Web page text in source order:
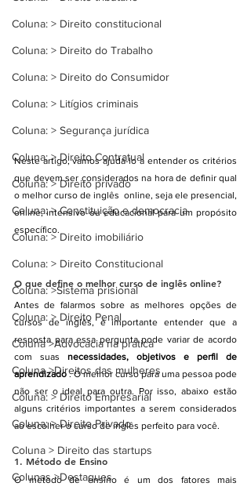
Coluna: > Direito constitucional
Coluna: > Direito do Trabalho
Coluna: > Direito do Consumidor
Coluna: > Litígios criminais
Coluna: > Segurança jurídica
Coluna: > Direito Contratual
Coluna: > Direito privado
Coluna: > Constituição e democracia
Coluna: > Direito imobiliário
Coluna: > Direito Constitucional
Coluna: >Sistema prisional
Coluna: > Direito Penal
Coluna >Advocacia na prática
Coluna >Direitos das mulheres
Coluna: > Direito Empresarial
Coluna: > Direito Privado
Coluna > Direito das startups
Colunas >Destaques
Neste artigo, vamos ajudá-lo a entender os critérios
que devem ser considerados na hora de definir qual
o melhor curso de inglês  online, seja ele presencial,
online, intensivo ou educacional para um propósito
específico.
O que define o melhor curso de inglês online?
Antes de falarmos sobre as melhores opções de
cursos de inglês, é importante entender que a
resposta para essa pergunta pode variar de acordo
com suas necessidades, objetivos e perfil de
aprendizado . O melhor curso para uma pessoa pode
não ser o ideal para outra. Por isso, abaixo estão
alguns critérios importantes a serem considerados
ao escolher o curso de inglês perfeito para você.
1. Método de Ensino
O método de ensino é um dos fatores mais